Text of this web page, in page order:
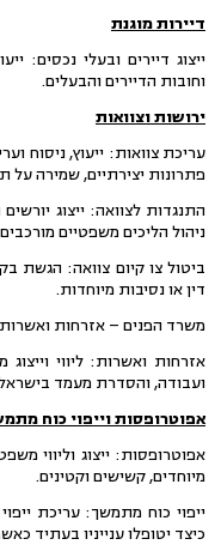
דיירות מוגנת
ייצוג דיירים ובעלי נכסים:
וחובות הדיירים והבעלים.
ירושות וצוואות
עריכת צוואות: ייעוץ, ניסוח
פתרונות יצירתיים, שמירה על
התנגדות לצוואה: ייצוג
ניהול הליכים משפטיים
ביטול צו קיום צוואה: הגשת
דין או נסיבות מיוחדות.
משרד הפנים – אזרחות
אזרחות ואשרות: ליווי
ועבודה, והסדרת מעמד
אפוטרופסות וייפוי כוח
אפוטרופסות: ייצוג וליווי
מיוחדים, קשישים וקטינים.
ייפוי כוח מתמשך: עריכת
כיצד יטופלו ענייניו בעתיד